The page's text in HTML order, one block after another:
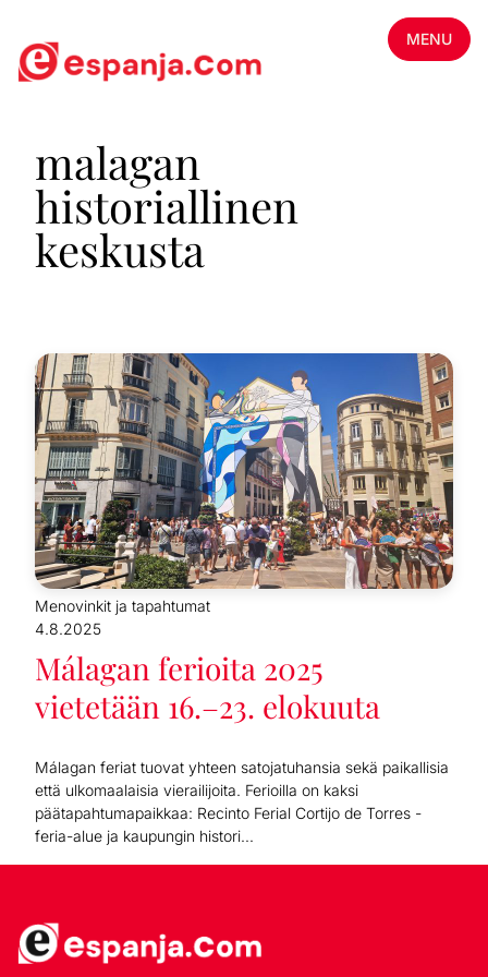
MENU
malagan
historiallinen
keskusta
Menovinkit ja tapahtumat
4.8.2025
Málagan ferioita 2025
vietetään 16.–23. elokuuta
Málagan feriat tuovat yhteen satojatuhansia sekä paikallisia
että ulkomaalaisia vierailijoita. Ferioilla on kaksi
päätapahtumapaikkaa: Recinto Ferial Cortijo de Torres -
feria-alue ja kaupungin histori...